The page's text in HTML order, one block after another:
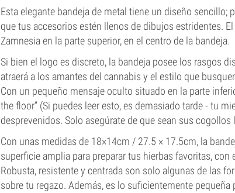
Esta elegante bandeja de metal tiene un diseño sencillo;
que tus accesorios estén llenos de dibujos estridentes.
Zamnesia en la parte superior, en el centro de la bandeja.
Si bien el logo es discreto, la bandeja posee los rasgos
atraerá a los amantes del cannabis y el estilo que
Con un pequeño mensaje oculto situado en la parte
the floor” (Si puedes leer esto, es demasiado tarde - tu
desprevenidos. Solo asegúrate de que sean sus
Con unas medidas de 18×14cm / 27.5 × 17.5cm, la
superficie amplia para preparar tus hierbas favoritas,
Robusta, resistente y centrada son solo algunas de las
sobre tu regazo. Además, es lo suficientemente